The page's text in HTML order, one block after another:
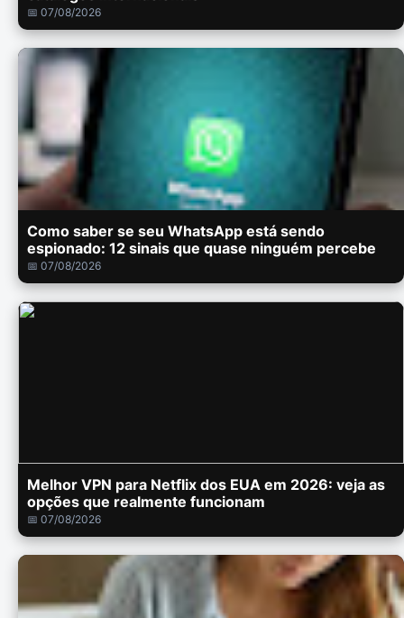
📅 07/08/2026
Como saber se seu WhatsApp está sendo
espionado: 12 sinais que quase ninguém percebe
📅 07/08/2026
Melhor VPN para Netflix dos EUA em 2026: veja as
opções que realmente funcionam
📅 07/08/2026